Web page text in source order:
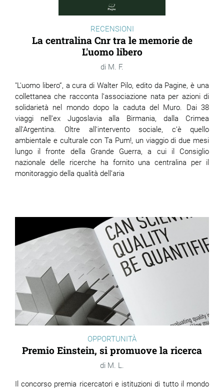
RECENSIONI
La centralina Cnr tra le memorie de
L'uomo libero
M. F.
"L'uomo libero”, a cura di Walter Pilo, edito da Pagine, è una
collettanea che racconta l’associazione nata per azioni di
solidarietà nel mondo dopo la caduta del Muro. Dai 38
viaggi nell’ex Jugoslavia alla Birmania, dalla Crimea
all'Argentina. Oltre all'intervento sociale, c’è quello
ambientale e culturale con Ta Pum!, un viaggio di due mesi
lungo il fronte della Grande Guerra, a cui il Consiglio
nazionale delle ricerche ha fornito una centralina per il
monitoraggio della qualità dell’aria
OPPORTUNITÀ
Premio Einstein, si promuove la ricerca
M. L.
Il concorso premia ricercatori e istituzioni di tutto il mondo